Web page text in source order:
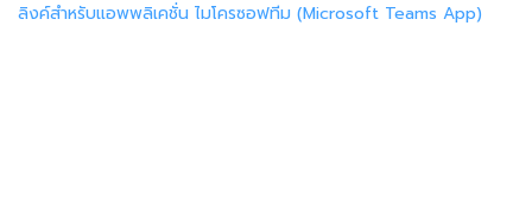
ลิงค์สำหรับแอพพลิเคชั่น ไมโครซอฟทีม (Microsoft Teams App)